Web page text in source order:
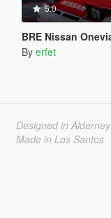
5.0
BRE Nissan
By erfet
Designed in Alderney
Made in Los Santos